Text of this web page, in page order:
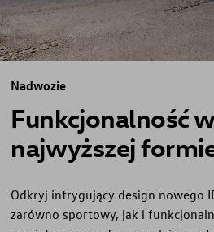
Nadwozie
Funkcjonalność w
najwyższej
Odkryj intrygujący design nowego
zarówno sportowy, jak i